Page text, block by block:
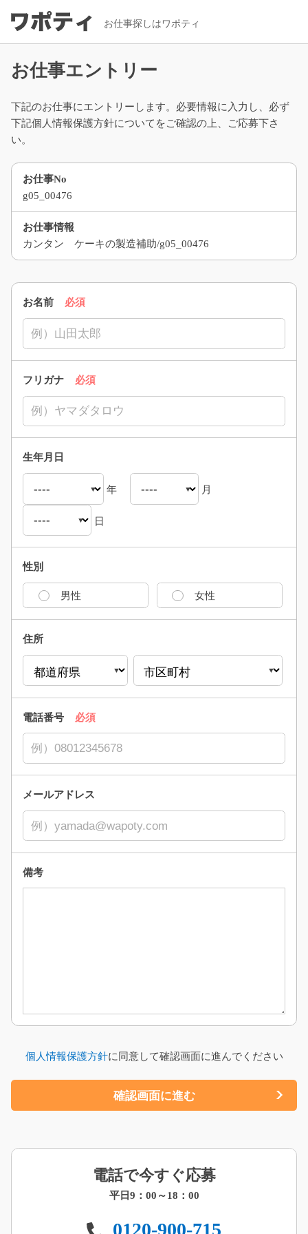
お仕事探しはワポティ
お仕事エントリー
下記のお仕事にエントリーします。必要情報に入力し、必ず
下記個人情報保護方針についてをご確認の上、ご応募下さ
い。
お仕事No
g05_00476
お仕事情報
カンタン ケーキの製造補助/g05_00476
お名前 必須
フリガナ 必須
生年月日
年 月
日
性別
男性 女性
住所
電話番号 必須
メールアドレス
備考
個人情報保護方針に同意して確認画面に進んでください
電話で今すぐ応募
平日9：00～18：00
0120-900-715